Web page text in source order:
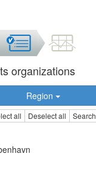
organizations
Region
all Deselect all Search